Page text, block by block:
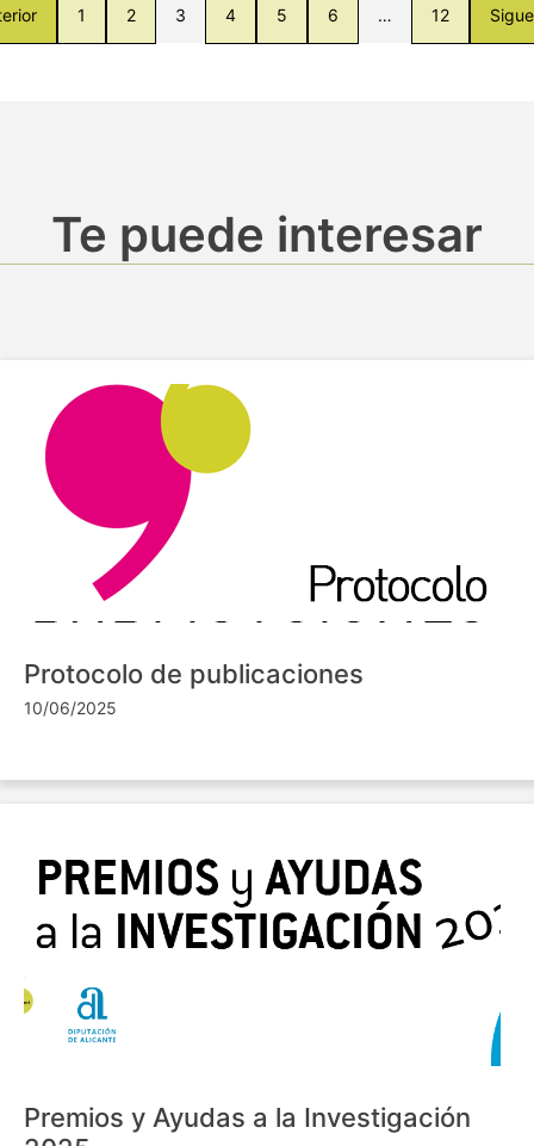
1 2 3 4 5 6 … 12
Te puede interesar
Protocolo de publicaciones
10/06/2025
Premios y Ayudas a la Investigación